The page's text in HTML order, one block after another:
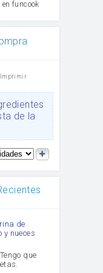
funcook
Imprimir
de la
de
y nueces
que